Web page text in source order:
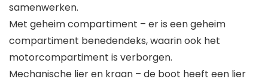
samenwerken.
Met geheim compartiment – er is een geheim
compartiment benedendeks, waarin ook het
motorcompartiment is verborgen.
Mechanische lier en kraan – de boot heeft een lier